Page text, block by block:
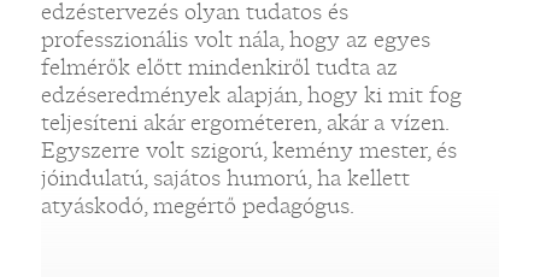
edzéstervezés olyan tudatos és
professzionális volt nála, hogy az egyes
felmérők előtt mindenkiről tudta az
edzéseredmények alapján, hogy ki mit fog
teljesíteni akár ergométeren, akár a vízen.
Egyszerre volt szigorú, kemény mester, és
jóindulatú, sajátos humorú, ha kellett
atyáskodó, megértő pedagógus.